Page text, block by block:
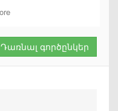
Դառնալ գործընկեր